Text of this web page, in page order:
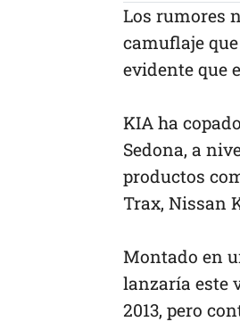
Los rumores
camuflaje
evidente que
KIA ha
Sedona, a
productos
Trax, Nissan
Montado en
lanzaría este
2013, pero